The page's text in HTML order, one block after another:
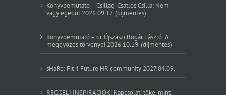
Könyvbemutató – Csillag-Csatlós Csilla: Nem
vagy egedül 2026.09.17. (díjmentes)
Könyvbemutató – dr. Újszászi Bogár László: A
meggyőzés törvényei 2026.10.19. (díjmentes)
sHaRe: Fit 4 Future HR community 2027.04.09.
REGGELI INSPIRÁCIÓK: Kapcsolati tőke, mint